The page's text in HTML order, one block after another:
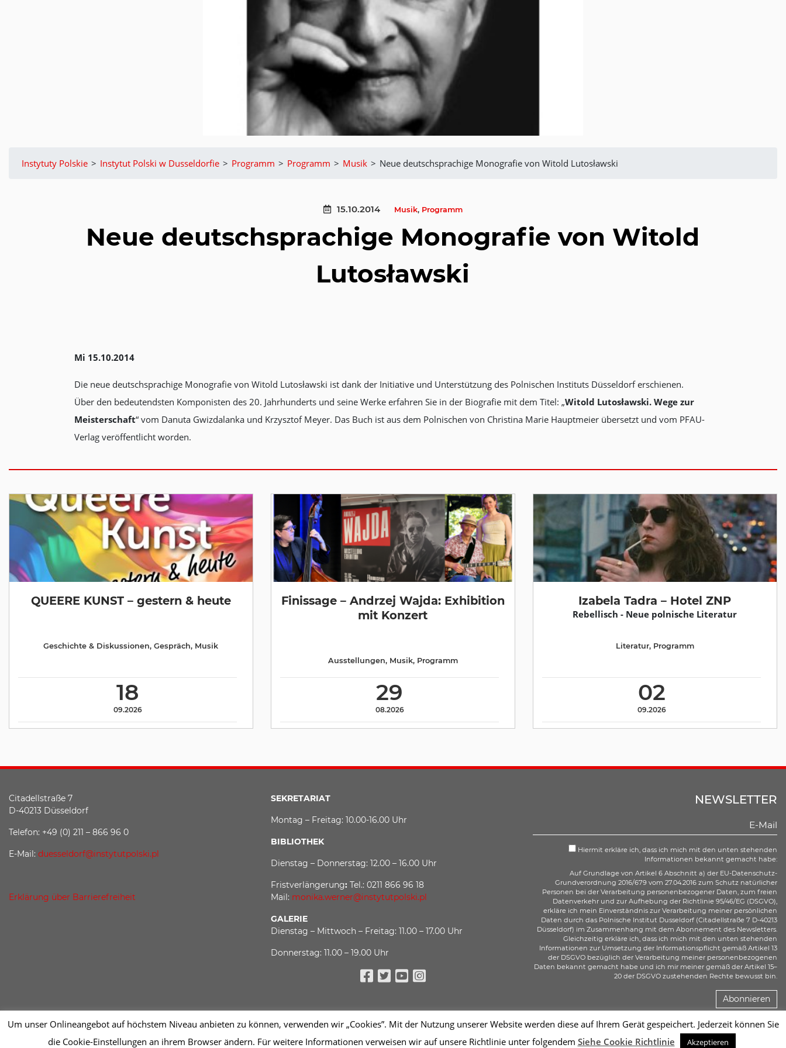
Instytuty Polskie > Instytut Polski w Dusseldorfie > Programm > Programm > Musik > Neue deutschsprachige Monografie von Witold Lutosławski
15.10.2014 Musik, Programm
Neue deutschsprachige Monografie von Witold
Lutosławski
Mi 15.10.2014
Die neue deutschsprachige Monografie von Witold Lutosławski ist dank der Initiative und Unterstützung des Polnischen Instituts Düsseldorf erschienen.
Über den bedeutendsten Komponisten des 20. Jahrhunderts und seine Werke erfahren Sie in der Biografie mit dem Titel: „Witold Lutosławski. Wege zur
Meisterschaft“ vom Danuta Gwizdalanka und Krzysztof Meyer. Das Buch ist aus dem Polnischen von Christina Marie Hauptmeier übersetzt und vom PFAU-
Verlag veröffentlicht worden.
QUEERE KUNST – gestern & heute
18
09.2026
Geschichte & Diskussionen,Gespräch, Musik
Finissage – Andrzej Wajda: Exhibition
mit Konzert
29
08.2026
Ausstellungen, Musik, Programm
Izabela Tadra – Hotel ZNP
Rebellisch - Neue polnische Literatur
02
09.2026
Literatur, Programm
Citadellstraße 7
D-40213 Düsseldorf
Telefon: +49 (0) 211 – 866 96 0
E-Mail: duesseldorf@instytutpolski.pl
Erklärung über Barrierefreiheit
SEKRETARIAT
Montag – Freitag: 10.00-16.00 Uhr
BIBLIOTHEK
Dienstag – Donnerstag: 12.00 – 16.00 Uhr
Fristverlängerung: Tel.: 0211 866 96 18
Mail: monika.werner@instytutpolski.pl
GALERIE
Dienstag – Mittwoch – Freitag: 11.00 – 17.00 Uhr
Donnerstag: 11.00 – 19.00 Uhr
NEWSLETTER
Hiermit erkläre ich, dass ich mich mit den unten stehenden
Informationen bekannt gemacht habe:
Auf Grundlage von Artikel 6 Abschnitt a) der EU-Datenschutz-
Grundverordnung 2016/679 vom 27.04.2016 zum Schutz natürlicher
Personen bei der Verarbeitung personenbezogener Daten, zum freien
Datenverkehr und zur Aufhebung der Richtlinie 95/46/EG (DSGVO),
erkläre ich mein Einverständnis zur Verarbeitung meiner persönlichen
Daten durch das Polnische Institut Dusseldorf (Citadellstraße 7 D-40213
Düsseldorf) im Zusammenhang mit dem Abonnement des Newsletters.
Gleichzeitig erkläre ich, dass ich mich mit den unten stehenden
Informationen zur Umsetzung der Informationspflicht gemäß Artikel 13
der DSGVO bezüglich der Verarbeitung meiner personenbezogenen
Daten bekannt gemacht habe und ich mir meiner gemäß der Artikel 15–
20 der DSGVO zustehenden Rechte bewusst bin.
Abonnieren
Um unser Onlineangebot auf höchstem Niveau anbieten zu können, verwenden wir „Cookies”. Mit der Nutzung unserer Website werden diese auf Ihrem Gerät gespeichert. Jederzeit können Sie
die Cookie-Einstellungen an ihrem Browser ändern. Für weitere Informationen verweisen wir auf unsere Richtlinie unter folgendem Siehe Cookie Richtlinie Akzeptieren